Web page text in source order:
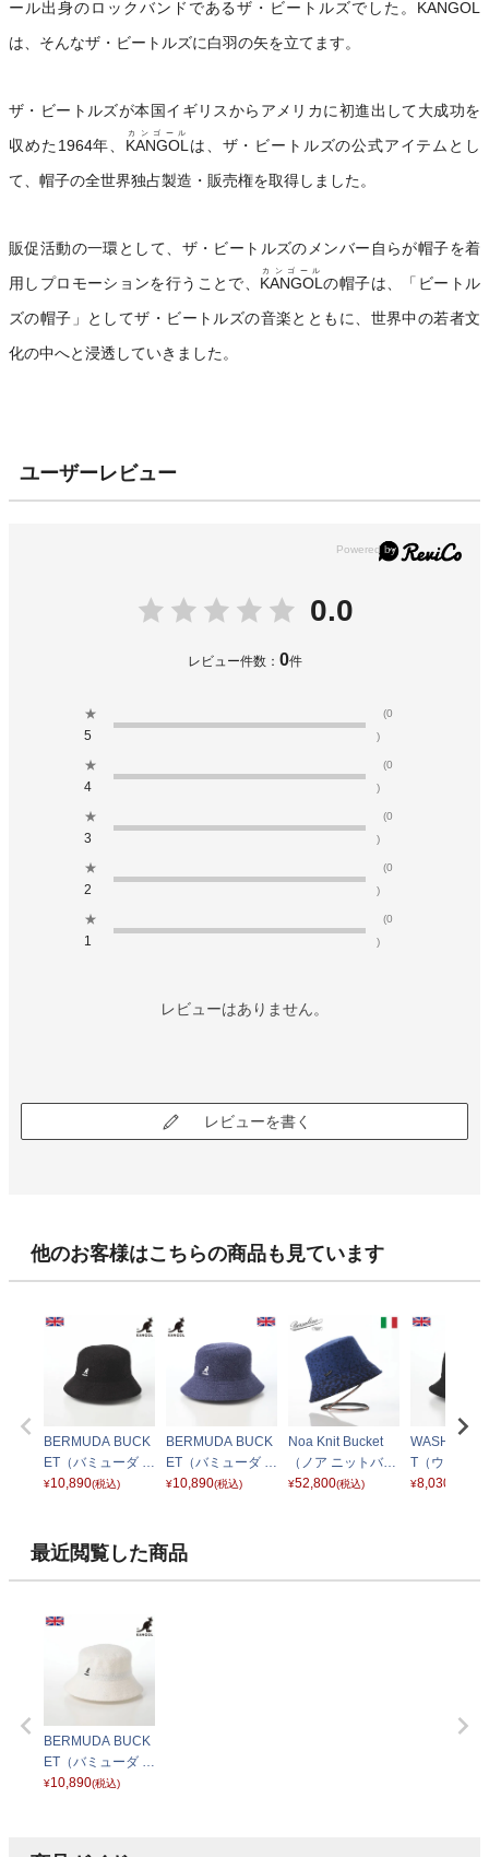
ール出身のロックバンドであるザ・ビートルズでした。 KANGOL
は、そんなザ・ビートルズに白羽の矢を立てます。
ザ・ビートルズが本国イギリスからアメリカに初進出して大成功を
収めた1964年、 KANGOL
カンゴール
は、ザ・ビートルズの公式アイテムとし
て、帽子の全世界独占製造・販売権を取得しました。
販促活動の一環として、ザ・ビートルズのメンバー自らが帽子を着
用しプロモーションを行うことで、 KANGOL
カンゴール
の帽子は、「ビートル
ズの帽子」としてザ・ビートルズの音楽とともに、世界中の若者文
化の中へと浸透していきました。
ユーザーレビュー
0.0
レビュー件数： 0件
★
5
(0
)
★
4
(0
)
★
3
(0
)
★
2
(0
)
★
1
(0
)
レビューはありません。
レビューを書く
他のお客様はこちらの商品も見ています
BERMUDA BUCK
ET（バミューダ バ
ケット） ブラック
¥10,890(税込)
BERMUDA BUCK
ET（バミューダ バ
ケット） ヘイジー
¥10,890(税込)
Noa Knit Bucket
（ノア ニットバケ
ット） 170031 ブ
¥52,800(税込)
WASHED
T（ウォッシ
バケット）
¥8,030
最近閲覧した商品
BERMUDA BUCK
ET（バミューダ バ
ケット） ホワイト
¥10,890(税込)